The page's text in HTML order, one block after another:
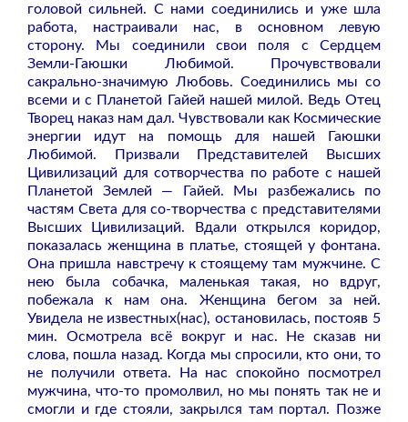
головой сильней. С нами соединились и уже шла
работа, настраивали нас, в основном левую
сторону. Мы соединили свои поля с Сердцем
Земли-Гаюшки Любимой. Прочувствовали
сакрально-значимую Любовь. Соединились мы со
всеми и с Планетой Гайей нашей милой. Ведь Отец
Творец наказ нам дал. Чувствовали как Космические
энергии идут на помощь для нашей Гаюшки
Любимой. Призвали Представителей Высших
Цивилизаций для сотворчества по работе с нашей
Планетой Землей — Гайей. Мы разбежались по
частям Света для со-творчества с представителями
Высших Цивилизаций. Вдали открылся коридор,
показалась женщина в платье, стоящей у фонтана.
Она пришла навстречу к стоящему там мужчине. С
нею была собачка, маленькая такая, но вдруг,
побежала к нам она. Женщина бегом за ней.
Увидела не известных(нас), остановилась, постояв 5
мин. Осмотрела всё вокруг и нас. Не сказав ни
слова, пошла назад. Когда мы спросили, кто они, то
не получили ответа. На нас спокойно посмотрел
мужчина, что-то промолвил, но мы понять так не и
смогли и где стояли, закрылся там портал. Позже